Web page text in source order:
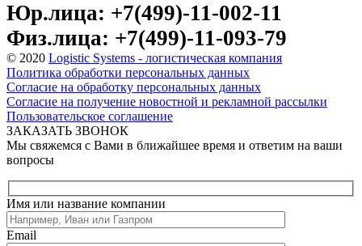
Юр.лица: +7(499)-11-002-11
Физ.лица: +7(499)-11-093-79
© 2020 Logistic Systems - логистическая компания
Политика обработки персональных данных
Согласие на обработку персональных данных
Согласие на получение новостной и рекламной рассылки
Пользовательское соглашение
ЗАКАЗАТЬ ЗВОНОК
Мы свяжемся с Вами в ближайшее время и ответим на ваши
вопросы
Имя или название компании
Email